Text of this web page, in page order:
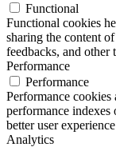
Functional
Functional cookies
sharing the content
feedbacks, and other
Performance
Performance
Performance cookies
performance
better user
Analytics